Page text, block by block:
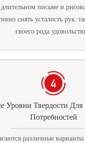
письме и
снять усталость рук,
своего рода
Уровни Твердости Для
Потребностей
различные варианты